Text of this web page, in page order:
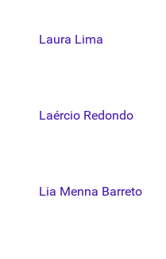
Laura Lima
Laércio Redondo
Lia Menna Barreto